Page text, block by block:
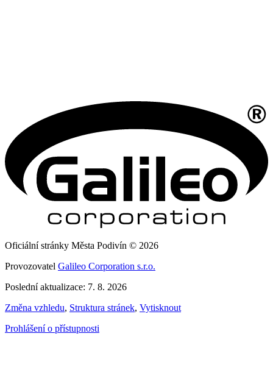
Oficiální stránky Města Podivín © 2026
Provozovatel Galileo Corporation s.r.o.
Poslední aktualizace: 7. 8. 2026
Změna vzhledu, Struktura stránek, Vytisknout
Prohlášení o přístupnosti